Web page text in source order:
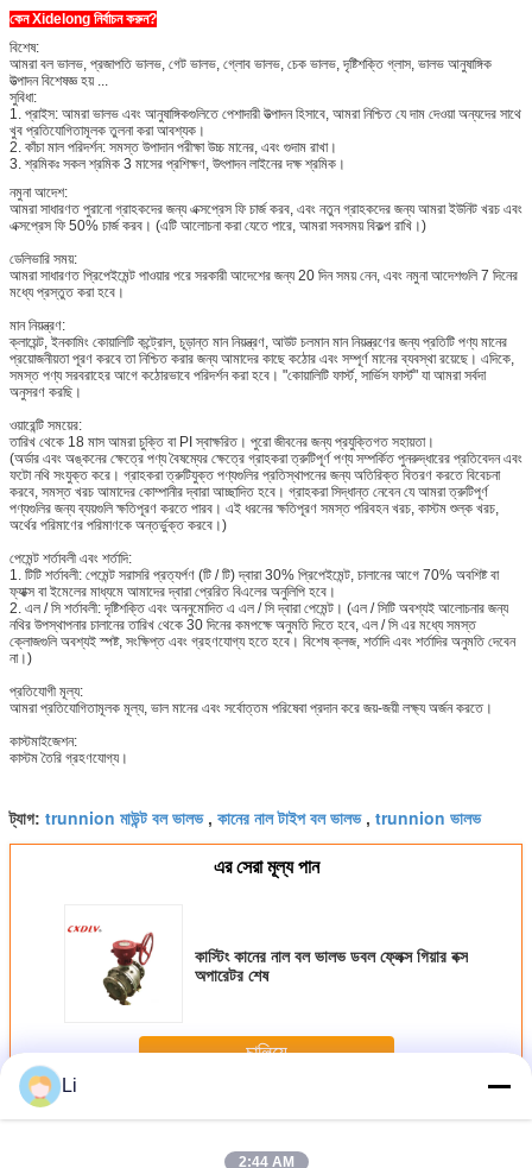
কেন Xidelong নির্বাচন করুন?
বিশেষ:
আমরা বল ভালভ, প্রজাপতি ভালভ, গেট ভালভ, গ্লোব ভালভ, চেক ভালভ, দৃষ্টিশক্তি গ্লাস, ভালভ আনুষাঙ্গিক
উত্পাদন বিশেষজ্ঞ হয় ...
সুবিধা:
1. প্রাইস: আমরা ভালভ এবং আনুষাঙ্গিকগুলিতে পেশাদারী উত্পাদন হিসাবে, আমরা নিশ্চিত যে দাম দেওয়া অন্যদের সাথে
খুব প্রতিযোগিতামূলক তুলনা করা আবশ্যক।
2. কাঁচা মাল পরিদর্শন: সমস্ত উপাদান পরীক্ষা উচ্চ মানের, এবং গুদাম রাখা।
3. শ্রমিকঃ সকল শ্রমিক 3 মাসের প্রশিক্ষণ, উৎপাদন লাইনের দক্ষ শ্রমিক।
নমুনা আদেশ:
আমরা সাধারণত পুরানো গ্রাহকদের জন্য এক্সপ্রেস ফি চার্জ করব, এবং নতুন গ্রাহকদের জন্য আমরা ইউনিট খরচ এবং
এক্সপ্রেস ফি 50% চার্জ করব। (এটি আলোচনা করা যেতে পারে, আমরা সবসময় বিকল্প রাখি।)
ডেলিভারি সময়:
আমরা সাধারণত প্রিপেইমেন্ট পাওয়ার পরে সরকারী আদেশের জন্য 20 দিন সময় নেন, এবং নমুনা আদেশগুলি 7 দিনের
মধ্যে প্রস্তুত করা হবে।
মান নিয়ন্ত্রণ:
ক্লায়েন্ট, ইনকামিং কোয়ালিটি কন্ট্রোল, চূড়ান্ত মান নিয়ন্ত্রণ, আউট চলমান মান নিয়ন্ত্রণের জন্য প্রতিটি পণ্য মানের
প্রয়োজনীয়তা পূরণ করবে তা নিশ্চিত করার জন্য আমাদের কাছে কঠোর এবং সম্পূর্ণ মানের ব্যবস্থা রয়েছে। এদিকে,
সমস্ত পণ্য সরবরাহের আগে কঠোরভাবে পরিদর্শন করা হবে। "কোয়ালিটি ফার্স্ট, সার্ভিস ফার্স্ট" যা আমরা সর্বদা
অনুসরণ করছি।
ওয়ারেন্টি সময়ের:
তারিখ থেকে 18 মাস আমরা চুক্তি বা PI স্বাক্ষরিত। পুরো জীবনের জন্য প্রযুক্তিগত সহায়তা।
(অর্ডার এবং অঙ্কনের ক্ষেত্রে পণ্য বৈষম্যের ক্ষেত্রে গ্রাহকরা ত্রুটিপূর্ণ পণ্য সম্পর্কিত পুনরুদ্ধারের প্রতিবেদন এবং
ফটো নথি সংযুক্ত করে। গ্রাহকরা ত্রুটিযুক্ত পণ্যগুলির প্রতিস্থাপনের জন্য অতিরিক্ত বিতরণ করতে বিবেচনা
করবে, সমস্ত খরচ আমাদের কোম্পানীর দ্বারা আচ্ছাদিত হবে। গ্রাহকরা সিদ্ধান্ত নেবেন যে আমরা ত্রুটিপূর্ণ
পণ্যগুলির জন্য ব্যয়গুলি ক্ষতিপূরণ করতে পারব। এই ধরনের ক্ষতিপূরণ সমস্ত পরিবহন খরচ, কাস্টম শুল্ক খরচ,
অর্থের পরিমাণের পরিমাণকে অন্তর্ভুক্ত করবে।)
পেমেন্ট শর্তাবলী এবং শর্তাদি:
1. টিটি শর্তাবলী: পেমেন্ট সরাসরি প্রত্যর্পণ (টি / টি) দ্বারা 30% প্রিপেইমেন্ট, চালানের আগে 70% অবশিষ্ট বা
ফ্যাক্স বা ইমেলের মাধ্যমে আমাদের দ্বারা প্রেরিত বিএলের অনুলিপি হবে।
2. এল / সি শর্তাবলী: দৃষ্টিশক্তি এবং অননুমোদিত এ এল / সি দ্বারা পেমেন্ট। (এল / সিটি অবশ্যই আলোচনার জন্য
নথির উপস্থাপনার চালানের তারিখ থেকে 30 দিনের কমপক্ষে অনুমতি দিতে হবে, এল / সি এর মধ্যে সমস্ত
ক্লোজগুলি অবশ্যই স্পষ্ট, সংক্ষিপ্ত এবং গ্রহণযোগ্য হতে হবে। বিশেষ ক্লজ, শর্তাদি এবং শর্তাদির অনুমতি দেবেন
না।)
প্রতিযোগী মূল্য:
আমরা প্রতিযোগিতামূলক মূল্য, ভাল মানের এবং সর্বোত্তম পরিষেবা প্রদান করে জয়-জয়ী লক্ষ্য অর্জন করতে।
কাস্টমাইজেশন:
কাস্টম তৈরি গ্রহণযোগ্য।
ট্যাগ: trunnion মাউন্ট বল ভালভ, কানের নাল টাইপ বল ভালভ, trunnion ভালভ
এর সেরা মূল্য পান
কাস্টিং কানের নাল বল ভালভ ডবল ফ্লেক্স গিয়ার বক্স
অপারেটর শেষ
চালিয়ে
অধিককানের নাল বল ভালভ
Li
2:44 AM